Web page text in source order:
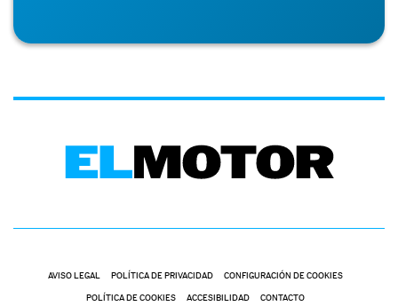
AVISO LEGAL POLÍTICA DE PRIVACIDAD CONFIGURACIÓN DE COOKIES
POLÍTICA DE COOKIES ACCESIBILIDAD CONTACTO